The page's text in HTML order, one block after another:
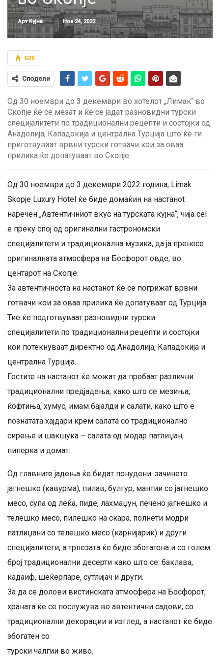
Арт Кујна Ное 24, 2022
826
Сподели
Од 30 ноември до 3 декември во хотелот „Лимак“ во
Скопје ќе се мезат и ќе се јадат разновидни турски
специјалитети по традиционални рецепти и состојки од
Анадолија, Кападокија и централна Турција што ќе ги
приготвуваат врвни турски готвачи кои за оваа
прилика ќе допатуваат во Скопје
Од 30 ноември до 3 декември 2022 година, Limak
Skopje Luxury Hotel ќе биде домаќин на настанot
наречен „Автентичниот вкус на турската кујна“, чија cel
e преку спој од оригинални гастрономски
специјалитети и традиционална музика, да ja пренесе
оригиналната атмосфера на Босфорот овде, во
центарот на Скопје.
За автентичноста на настанот ќе се погрижат врвни
готвачи кои за оваа прилика ќе допатуваат од Турција.
Тие ќе подготвуваат разновидни турски
специјалитети по традиционални рецепти и состојки
кои потекнуваат директно од Анадолија, Кападокија и
централна Турција.
Гостите на настанот ќе можат да пробаат различни
традиционални предјадења, какo што се мезиња,
ќофтиња, хумус, имам бајалди и салати, како што е
познатата хајдари крем салата со традиционално
сирење и шакшука – салата од модар патлиџан,
пиперка и домат.
Од главните јадења ќе бидат понудени: зачинето
јагнешко (кавурма), пилав, булгур, мантии со јагнешко
месо, супа од леќа, пиде, лахмаџун, печено јагнешко и
телешко месо, пилешко на скара, полнети модри
патлиџани со телешко месо (карнијарик) и други
специјалитети, а трпезата ќе биде збогатена и со голем
број традиционални десерти како што се: баклава,
кадаиф, шеќерпаре, сутлијач и други.
За да се долови вистинската атмосфера на Босфорот,
храната ќе се послужува во автентични садови, со
традиционални декорации и изглед, а настанот ќе биде
збогатен со
турски чалгии во живо.